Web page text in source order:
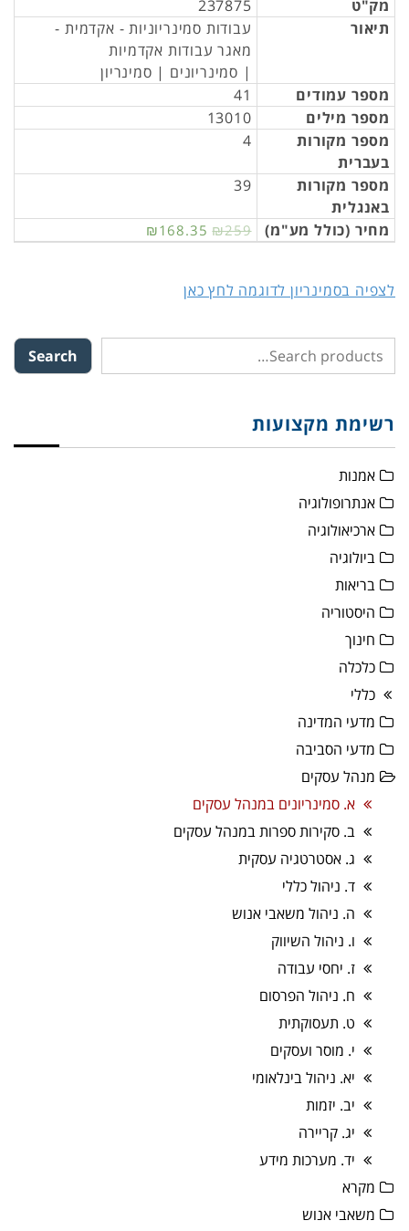
מק"ט
237875
תיאור
עבודות סמינריוניות - אקדמית -
מאגר עבודות אקדמיות
| סמינריונים | סמינריון
מספר עמודים
41
מספר מילים
13010
מספר מקורות
בעברית
4
מספר מקורות
באנגלית
39
מחיר (כולל מע"מ) ₪168.35 ₪259
לצפיה בסמינריון לדוגמה לחץ כאן
Search
רשימת מקצועות
אמנות
אנתרופולוגיה
ארכיאולוגיה
ביולוגיה
בריאות
היסטוריה
חינוך
כלכלה
כללי
מדעי המדינה
מדעי הסביבה
מנהל עסקים
א. סמינריונים במנהל עסקים
ב. סקירות ספרות במנהל עסקים
ג. אסטרטגיה עסקית
ד. ניהול כללי
ה. ניהול משאבי אנוש
ו. ניהול השיווק
ז. יחסי עבודה
ח. ניהול הפרסום
ט. תעסוקתית
י. מוסר ועסקים
יא. ניהול בינלאומי
יב. יזמות
יג. קריירה
יד. מערכות מידע
מקרא
משאבי אנוש